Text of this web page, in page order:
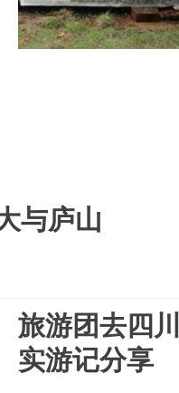
与庐山
旅游团去四
实游记分享